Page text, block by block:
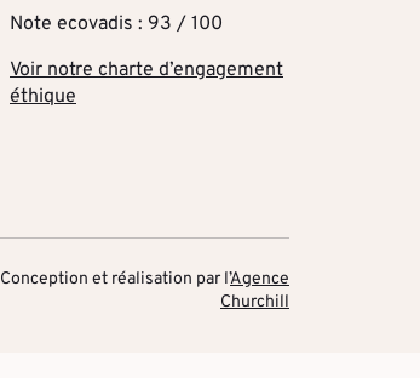
Note ecovadis : 93 / 100
Voir notre charte d’engagement
éthique
Conception et réalisation par l’Agence
Churchill